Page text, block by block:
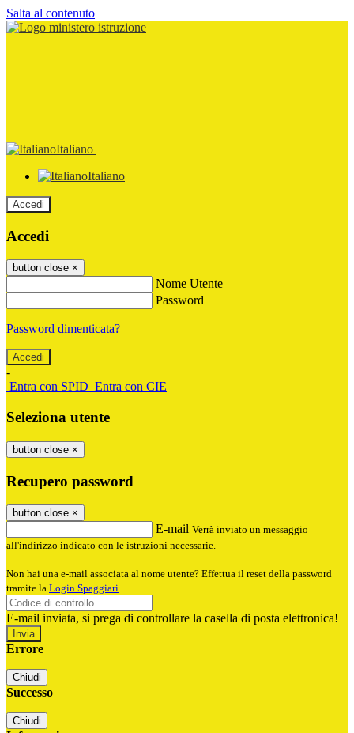
Salta al contenuto
Italiano
Italiano
Accedi
Accedi
button close ×
Nome Utente
Password
Password dimenticata?
-
Entra con SPID Entra con CIE
Seleziona utente
button close ×
Recupero password
button close ×
E-mail Verrà inviato un messaggio
all'indirizzo indicato con le istruzioni necessarie.
Non hai una e-mail associata al nome utente? Effettua il reset della password
tramite la Login Spaggiari
E-mail inviata, si prega di controllare la casella di posta elettronica!
Errore
Chiudi
Successo
Chiudi